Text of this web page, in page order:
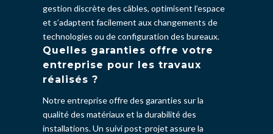
gestion discrète des câbles, optimisent l’espace
et s’adaptent facilement aux changements de
technologies ou de configuration des bureaux.
Quelles garanties offre votre
entreprise pour les travaux
réalisés ?
Notre entreprise offre des garanties sur la
qualité des matériaux et la durabilité des
installations. Un suivi post-projet assure la